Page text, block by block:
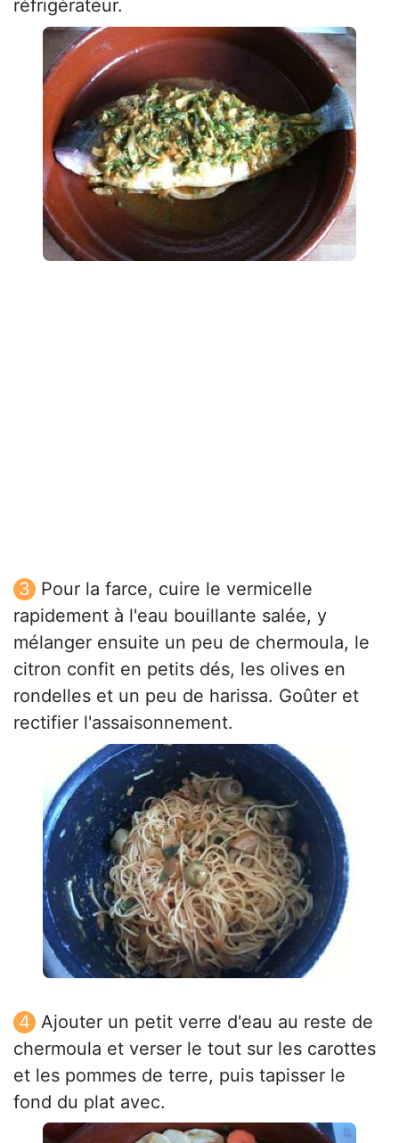
réfrigérateur.
Pour la farce, cuire le vermicelle
rapidement à l'eau bouillante salée, y
mélanger ensuite un peu de chermoula, le
citron confit en petits dés, les olives en
rondelles et un peu de harissa. Goûter et
rectifier l'assaisonnement.
Ajouter un petit verre d'eau au reste de
chermoula et verser le tout sur les carottes
et les pommes de terre, puis tapisser le
fond du plat avec.